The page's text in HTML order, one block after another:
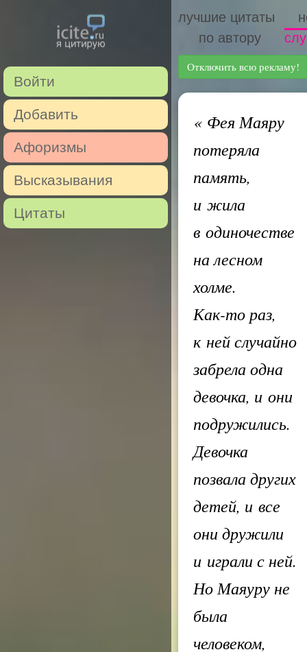
Войти
Добавить
Афоризмы
Высказывания
Цитаты
лучшие цитаты
по автору
Отключить всю рекламу!
«Фея Маяру
потеряла
память,
и жила
в одиночестве
на лесном
холме.
Как-то раз,
к ней случайно
забрела одна
девочка, и они
подружились.
Девочка
позвала других
детей, и все
они дружили
и играли с ней.
Но Маяуру не
была
человеком,